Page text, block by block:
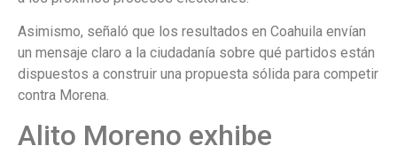
Asimismo, señaló que los resultados en Coahuila envían
un mensaje claro a la ciudadanía sobre qué partidos están
dispuestos a construir una propuesta sólida para competir
contra Morena.
Alito Moreno exhibe